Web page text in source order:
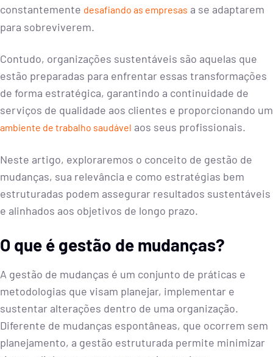
constantemente desafiando as empresas a se adaptarem
para sobreviverem.
Contudo, organizações sustentáveis são aquelas que
estão preparadas para enfrentar essas transformações
de forma estratégica, garantindo a continuidade de
serviços de qualidade aos clientes e proporcionando um
ambiente de trabalho saudável aos seus profissionais.
Neste artigo, exploraremos o conceito de gestão de
mudanças, sua relevância e como estratégias bem
estruturadas podem assegurar resultados sustentáveis
e alinhados aos objetivos de longo prazo.
O que é gestão de mudanças?
A gestão de mudanças é um conjunto de práticas e
metodologias que visam planejar, implementar e
sustentar alterações dentro de uma organização.
Diferente de mudanças espontâneas, que ocorrem sem
planejamento, a gestão estruturada permite minimizar